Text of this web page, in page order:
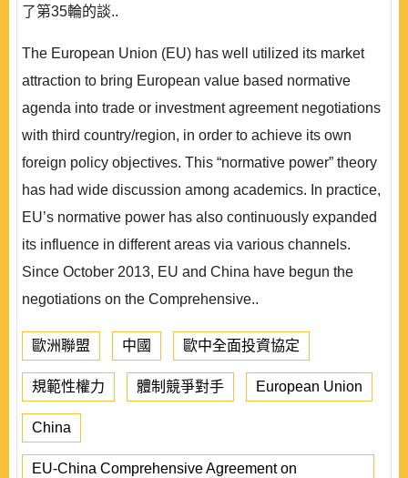
了第35輪的談..
The European Union (EU) has well utilized its market
attraction to bring European value based normative
agenda into trade or investment agreement negotiations
with third country/region, in order to achieve its own
foreign policy objectives. This “normative power” theory
has had wide discussion among academics. In practice,
EU’s normative power has also continuously expanded
its influence in different areas via various channels.
Since October 2013, EU and China have begun the
negotiations on the Comprehensive..
歐洲聯盟 中國 歐中全面投資協定
規範性權力 體制競爭對手 European Union
China
EU-China Comprehensive Agreement on